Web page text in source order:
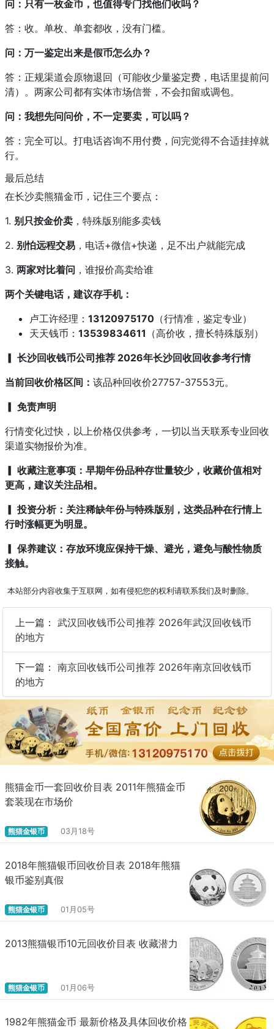
问：只有一枚金币，也值得专门找他们收吗？
答：收。单枚、单套都收，没有门槛。
问：万一鉴定出来是假币怎么办？
答：正规渠道会原物退回（可能收少量鉴定费，电话里提前问
清）。两家公司都有实体市场信誉，不会扣留或调包。
问：我想先问问价，不一定要卖，可以吗？
答：完全可以。打电话咨询不用付费，问完觉得不合适挂掉就
行。
最后总结
在长沙卖熊猫金币，记住三个要点：
1. 别只按金价卖 ，特殊版别能多卖钱
2. 别怕远程交易 ，电话+微信+快递，足不出户就能完成
3. 两家对比着问 ，谁报价高卖给谁
两个关键电话，建议存手机：
卢工许经理： 13120975170 （行情准，鉴定专业）
天天钱币： 13539834611 （高价收，擅长特殊版别）
▎ 长沙回收钱币公司推荐 2026年长沙回收回收参考行情
当前回收价格区间： 该品种回收价27757-37553元。
▎ 免责声明
行情变化过快，以上价格仅供参考，一切以当天联系专业回收
渠道实物报价为准。
▎ 收藏注意事项：早期年份品种存世量较少，收藏价值相对
更高，建议关注品相。
▎ 投资分析：关注稀缺年份与特殊版别，这类品种在行情上
行时涨幅更为明显。
▎ 保养建议：存放环境应保持干燥、避光，避免与酸性物质
接触。
本站部分内容收集于互联网，如有侵犯您的权利请联系我们及时删除。
上一篇： 武汉回收钱币公司推荐 2026年武汉回收钱币
的地方
下一篇： 南京回收钱币公司推荐 2026年南京回收钱币
的地方
熊猫金币一套回收价目表 2011年熊猫金币
套装现在市场价
熊猫金银币 03月18号
2018年熊猫银币回收价目表 2018年熊猫
银币鉴别真假
熊猫金银币 01月05号
2013熊猫银币10元回收价目表 收藏潜力
熊猫金银币 01月06号
1982年熊猫金币 最新价格及具体回收价格